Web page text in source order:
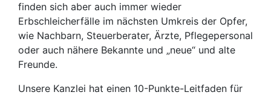
finden sich aber auch immer wieder
Erbschleicherfälle im nächsten Umkreis der Opfer,
wie Nachbarn, Steuerberater, Ärzte, Pflegepersonal
oder auch nähere Bekannte und „neue“ und alte
Freunde.
Unsere Kanzlei hat einen 10-Punkte-Leitfaden für